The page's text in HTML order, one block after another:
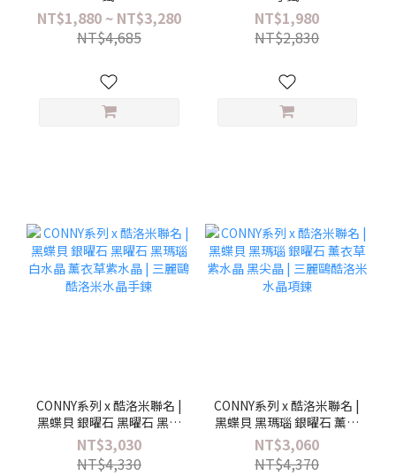
NT$1,880 ~ NT$3,280
NT$4,685
NT$1,980
NT$2,830
CONNY系列 x 酷洛米聯名 |
黑蝶貝 銀曜石 黑曜石 黑瑪
瑙 白水晶 薰衣草紫水晶 |
三麗鷗酷洛米水晶手鍊
NT$3,030
NT$4,330
CONNY系列 x 酷洛米聯名 |
黑蝶貝 黑瑪瑙 銀曜石 薰衣
草紫水晶 黑尖晶 | 三麗鷗
酷洛米水晶項鍊
NT$3,060
NT$4,370